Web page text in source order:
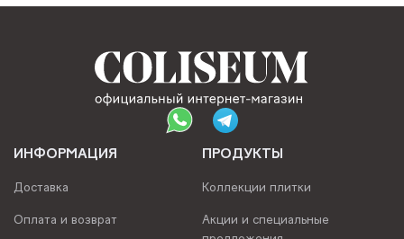
ИНФОРМАЦИЯ
Доставка
Оплата и возврат
ПРОДУКТЫ
Коллекции плитки
Акции и специальные